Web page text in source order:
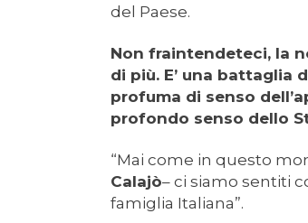
del Paese.
Non fraintendeteci, la
di più. E’ una battaglia
profuma di senso
profondo senso dello
“Mai come in questo
Calajò– ci siamo sentiti
famiglia Italiana”.